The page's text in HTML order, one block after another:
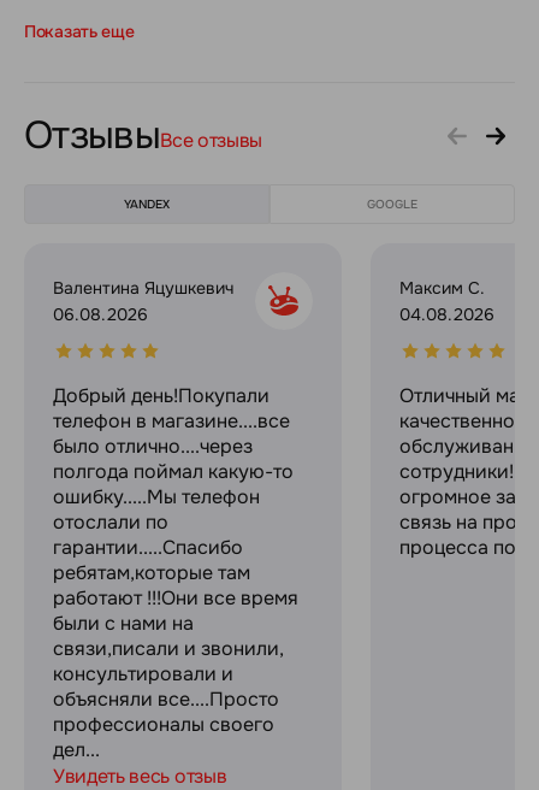
Показать еще
ОтзывыВсе отзывы
YANDEX GOOGLE
Валентина Яцушкевич
06.08.2026
Добрый день!Покупали
телефон в магазине....все
было отлично....через
полгода поймал какую-то
ошибку.....Мы телефон
отослали по
гарантии.....Спасибо
ребятам,которые там
работают !!!Они все время
были с нами на
связи,писали и звонили,
консультировали и
объясняли все....Просто
профессионалы своего
дел...
Увидеть весь отзыв
Максим С.
04.08.2026
Отличный
качественное
сотрудники!
огромное за
связь на
процесса